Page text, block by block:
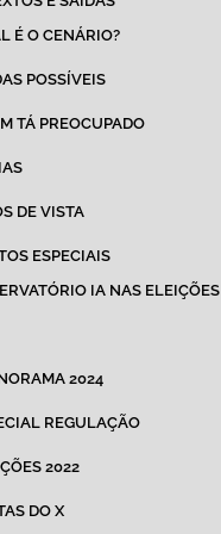
É O CENÁRIO?
POSSÍVEIS
TÁ PREOCUPADO
DE VISTA
ESPECIAIS
IA NAS ELEIÇÕES
2024
REGULAÇÃO
2022
DO X